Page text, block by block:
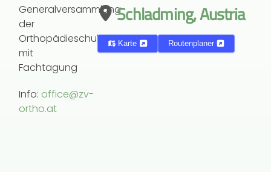
Generalversammlung
der
Orthopädieschuhtechniker
mit
Fachtagung
Info: office@zv-
ortho.at
Schladming, Austria
Karte Routenplaner